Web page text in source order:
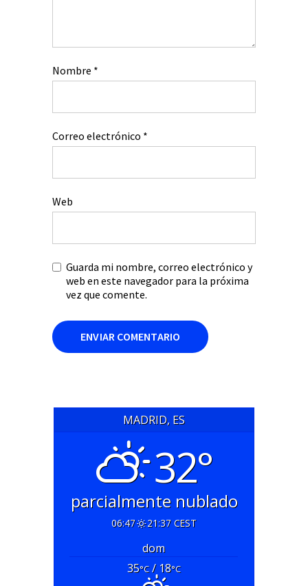
Nombre *
Correo electrónico *
Web
Guarda mi nombre, correo electrónico y
web en este navegador para la próxima
vez que comente.
MADRID, ES
32°
parcialmente nublado
06:47 21:37 CEST
dom
35°C/ 18°C